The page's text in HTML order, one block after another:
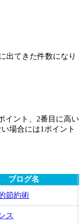
出てきた件数になり
イント、2番目に高い
場合には1ポイント
ブログ名
節約術
ス